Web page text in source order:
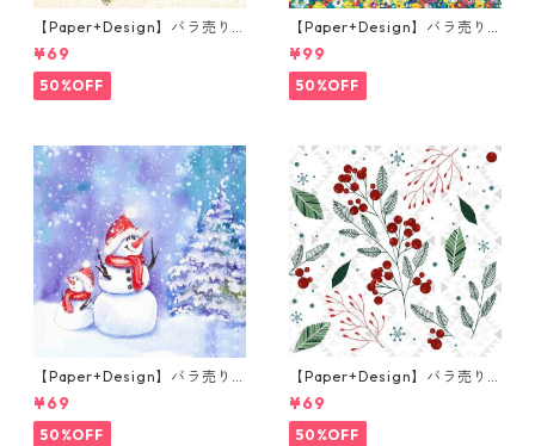
【Paper+Design】バラ売り2
枚 ランチサイズ ペーパーナプ
キン Robin Forest ベージュ
¥69
50%OFF
【Paper+Design】バラ売り2
枚 ランチサイズ ペーパーナプ
キン Portchie Art Reading i
n the Garden イエロー
¥99
50%OFF
【Paper+Design】バラ売り2
枚 ランチサイズ ペーパーナプ
キン Frosty friends ブルー
¥69
50%OFF
【Paper+Design】バラ売り2
枚 ランチサイズ ペーパーナプ
キン Festive florals ホワイト
¥69
50%OFF